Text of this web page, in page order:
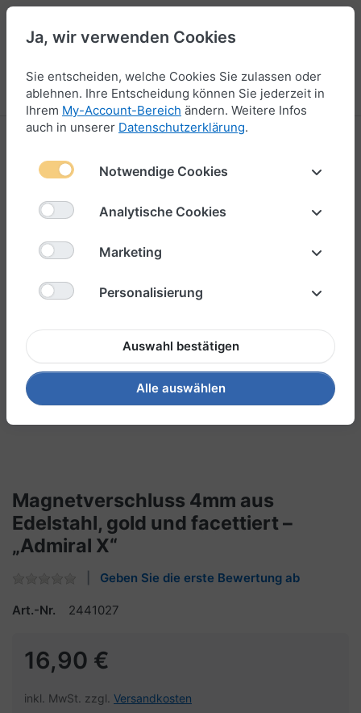
Menü Anmelden Vergleichen Wunschliste Warenkorb
Magnetverschluss 4mm aus
Edelstahl, gold und facettiert –
„Admiral X“
Geben Sie die erste Bewertung ab
Art.-Nr. 2441027
16,90 €
inkl. MwSt. zzgl. Versandkosten
Ja, wir verwenden Cookies
Sie entscheiden, welche Cookies Sie zulassen oder
ablehnen. Ihre Entscheidung können Sie jederzeit in
Ihrem My-Account-Bereich ändern. Weitere Infos
auch in unserer Datenschutzerklärung.
Notwendige Cookies
Analytische Cookies
Marketing
Personalisierung
Auswahl bestätigen
Alle auswählen